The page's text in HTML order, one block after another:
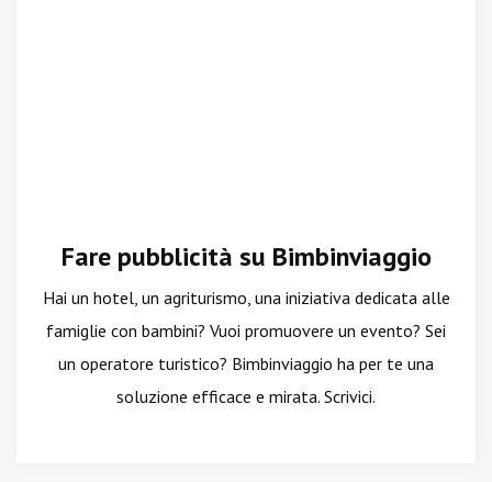
Fare pubblicità su Bimbinviaggio
Hai un hotel, un agriturismo, una iniziativa dedicata alle
famiglie con bambini? Vuoi promuovere un evento? Sei
un operatore turistico? Bimbinviaggio ha per te una
soluzione efficace e mirata. Scrivici.